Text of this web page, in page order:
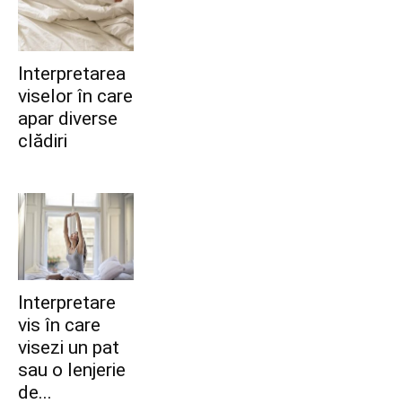
Interpretarea
viselor în care
apar diverse
clădiri
Interpretare
vis în care
visezi un pat
sau o lenjerie
de...